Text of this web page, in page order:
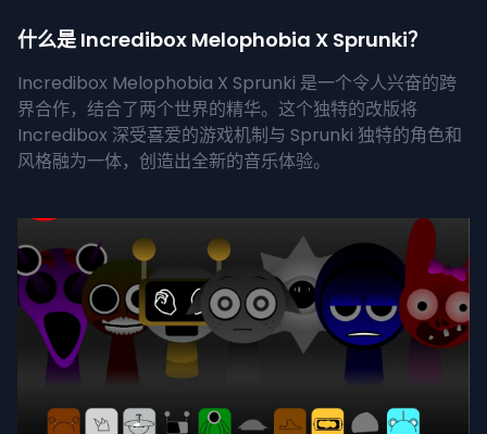
什么是 Incredibox Melophobia X Sprunki？
Incredibox Melophobia X Sprunki 是一个令人兴奋的跨
界合作，结合了两个世界的精华。这个独特的改版将
Incredibox 深受喜爱的游戏机制与 Sprunki 独特的角色和
风格融为一体，创造出全新的音乐体验。